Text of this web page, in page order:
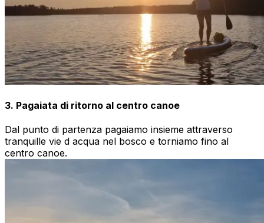
3. Pagaiata di ritorno al centro canoe
Dal punto di partenza pagaiamo insieme attraverso
tranquille vie d acqua nel bosco e torniamo fino al
centro canoe.